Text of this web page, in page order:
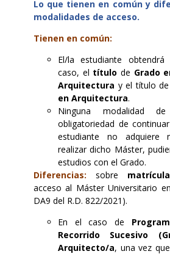
Lo que tienen en común y
modalidades de acceso.
Tienen en común:
El/la estudiante
caso, el título de Grado
Arquitectura y el título de
en Arquitectura.
Ninguna modalidad
obligatoriedad de
estudiante no adquiere
realizar dicho Máster,
estudios con el Grado.
Diferencias: sobre
acceso al Máster Universitario
DA9 del R.D. 822/2021).
En el caso de
Recorrido Sucesivo
Arquitecto/a, una vez